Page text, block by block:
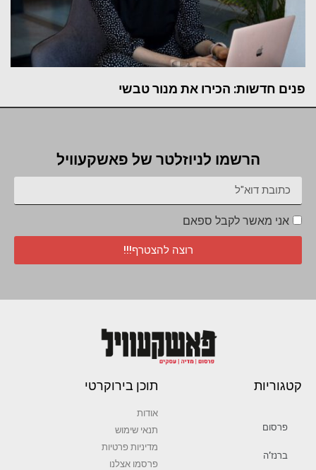
פנים חדשות: הכירו את מנור טבשי
הרשמו לניוזלטר של פאשקעוויל
אני מאשר לקבל ספאם
רוצה להצטרף!!!
קטגוריות
פרסום
ברנז’ה
תוכן בירוקרטי
אודות
תנאי שימוש
מדיניות פרטיות
פרסמו אצלנו